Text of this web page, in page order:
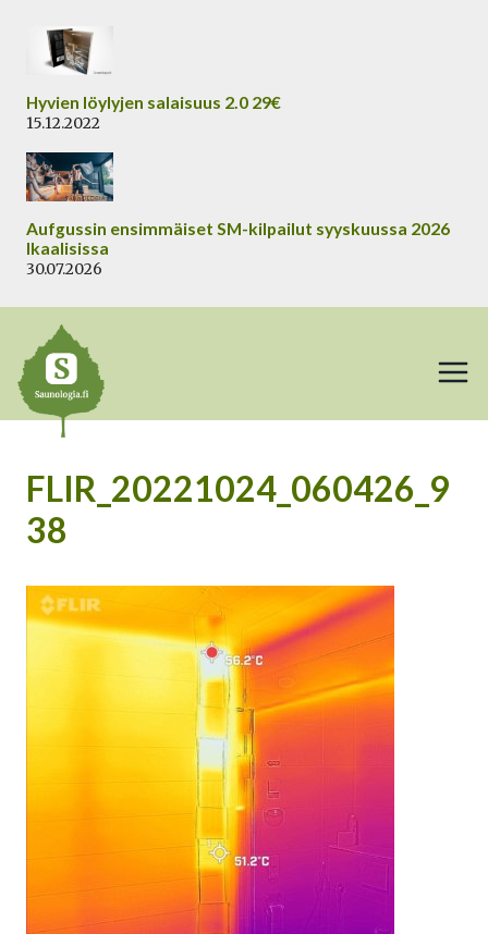
sisältöön
Hyvien löylyjen salaisuus 2.0 29€
15.12.2022
Aufgussin ensimmäiset SM-kilpailut syyskuussa 2026
Ikaalisissa
30.07.2026
FLIR_20221024_060426_9
38